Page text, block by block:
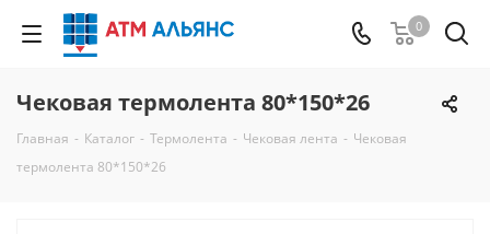
0
Чековая термолента 80*150*26
Главная - Каталог - Термолента - Чековая лента - Чековая
термолента 80*150*26